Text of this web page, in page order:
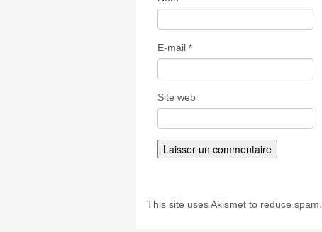
E-mail *
Site web
This site uses Akismet to reduce spam.